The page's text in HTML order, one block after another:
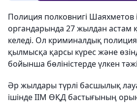
Полиция полковнигі Шаяхметов
органдарында 27 жылдан астам
келеді. Ол криминалдық
қылмысқа қарсы күрес және
бойынша бөліністерде үлкен
Әр жылдары түрлі басшылық
ішінде ІІМ ӨҚД бастығының